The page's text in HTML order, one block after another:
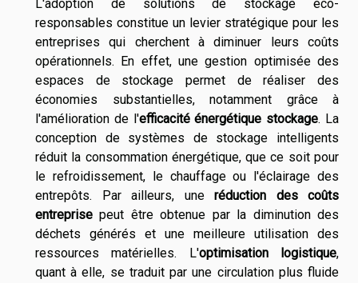
L'adoption de solutions de stockage éco-
responsables constitue un levier stratégique pour les
entreprises qui cherchent à diminuer leurs coûts
opérationnels. En effet, une gestion optimisée des
espaces de stockage permet de réaliser des
économies substantielles, notamment grâce à
l'amélioration de l'efficacité énergétique stockage. La
conception de systèmes de stockage intelligents
réduit la consommation énergétique, que ce soit pour
le refroidissement, le chauffage ou l'éclairage des
entrepôts. Par ailleurs, une réduction des coûts
entreprise peut être obtenue par la diminution des
déchets générés et une meilleure utilisation des
ressources matérielles. L'optimisation logistique,
quant à elle, se traduit par une circulation plus fluide